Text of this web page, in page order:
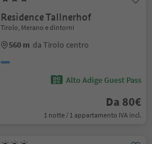
Residence Tallnerhof
Tirolo, Merano e dintorni
560 m da Tirolo centro
Alto Adige Guest Pass
Da 80€
1 notte / 1 appartamento IVA incl.